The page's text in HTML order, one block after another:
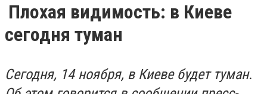
Плохая видимость: в Киеве
сегодня туман
Сегодня, 14 ноября, в Киеве будет туман.